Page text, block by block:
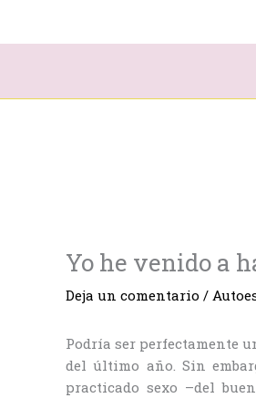
Yo he venido a
Deja un comentario /
Podría ser perfectamente
del último año. Sin
practicado sexo –del